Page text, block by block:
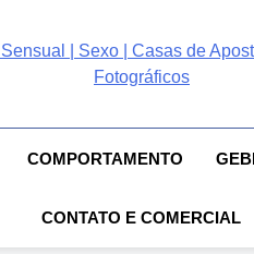
| Ensaio
E
People! Musas Brasileiras
COMPORTAMENTO
CONTATO E COMERCIAL